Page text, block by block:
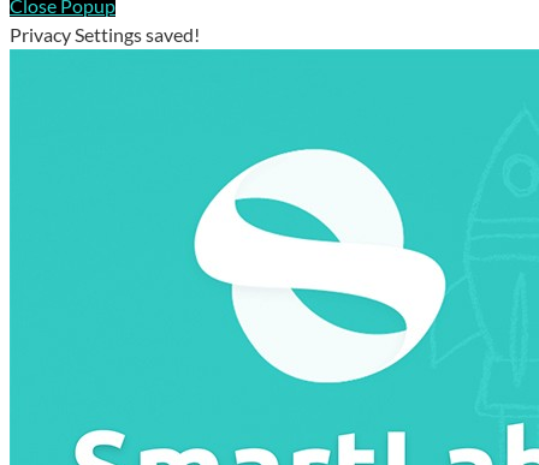
Close Popup
Privacy Settings saved!